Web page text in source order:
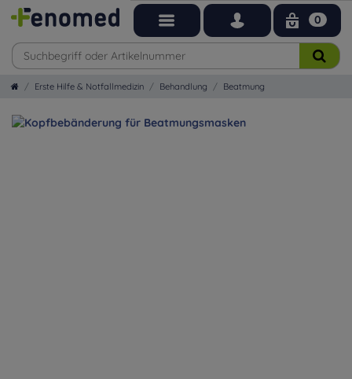
0
Erste Hilfe & Notfallmedizin Behandlung Beatmung